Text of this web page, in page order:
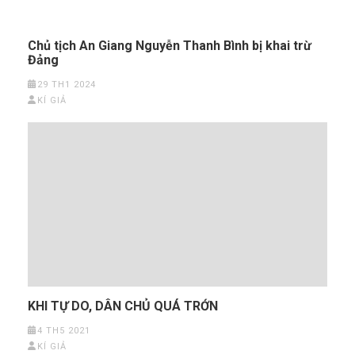
Chủ tịch An Giang Nguyễn Thanh Bình bị khai trừ
Đảng
29 TH1 2024
KÍ GIẢ
KHI TỰ DO, DÂN CHỦ QUÁ TRỚN
4 TH5 2021
KÍ GIẢ